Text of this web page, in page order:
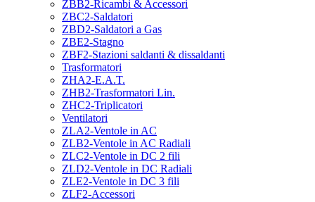
ZBB2-Ricambi & Accessori
ZBC2-Saldatori
ZBD2-Saldatori a Gas
ZBE2-Stagno
ZBF2-Stazioni saldanti & dissaldanti
Trasformatori
ZHA2-E.A.T.
ZHB2-Trasformatori Lin.
ZHC2-Triplicatori
Ventilatori
ZLA2-Ventole in AC
ZLB2-Ventole in AC Radiali
ZLC2-Ventole in DC 2 fili
ZLD2-Ventole in DC Radiali
ZLE2-Ventole in DC 3 fili
ZLF2-Accessori